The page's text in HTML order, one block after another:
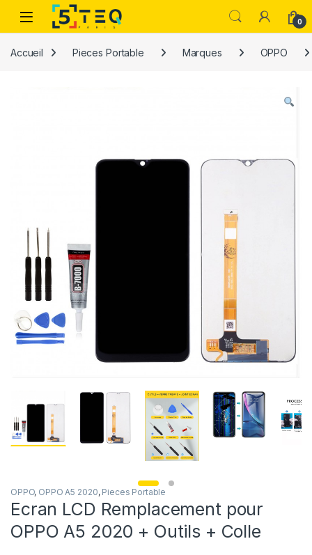
Passer à la navigation
Aller au contenu
0
Accueil Pieces Portable Marques OPPO
OPPO, OPPO A5 2020, Pieces Portable
Ecran LCD Remplacement pour
OPPO A5 2020 + Outils + Colle